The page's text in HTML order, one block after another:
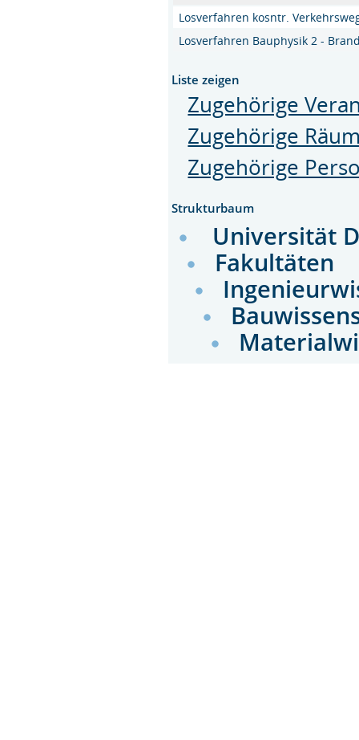
Losverfahren kosntr.
Losverfahren Bauphysik 2 -
Liste zeigen
Zugehörige
Zugehörige
Zugehörige
Strukturbaum
Universität
Fakultäten